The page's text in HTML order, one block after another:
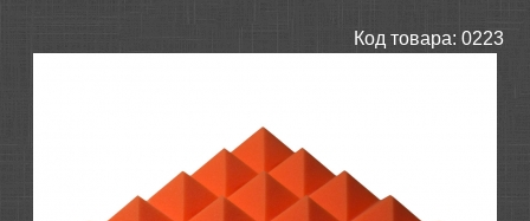
Код товара: 0223